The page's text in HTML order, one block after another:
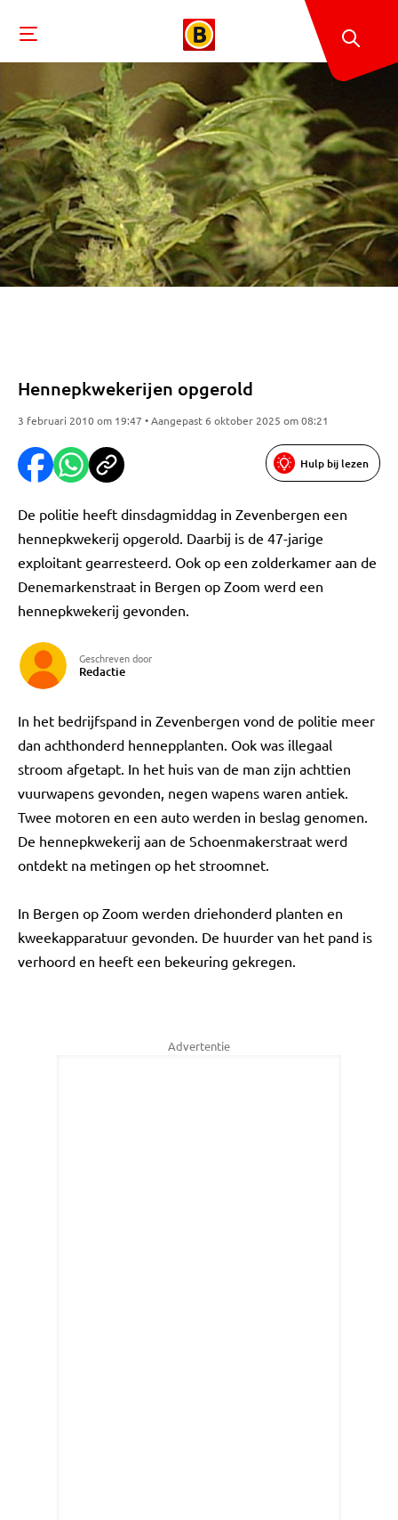
Hennepkwekerijen opgerold
3 februari 2010 om 19:47 • Aangepast 6 oktober 2025 om 08:21
Hulp bij lezen
De politie heeft dinsdagmiddag in Zevenbergen een
hennepkwekerij opgerold. Daarbij is de 47-jarige
exploitant gearresteerd. Ook op een zolderkamer aan de
Denemarkenstraat in Bergen op Zoom werd een
hennepkwekerij gevonden.
Geschreven door
Redactie
In het bedrijfspand in Zevenbergen vond de politie meer
dan achthonderd hennepplanten. Ook was illegaal
stroom afgetapt. In het huis van de man zijn achttien
vuurwapens gevonden, negen wapens waren antiek.
Twee motoren en een auto werden in beslag genomen.
De hennepkwekerij aan de Schoenmakerstraat werd
ontdekt na metingen op het stroomnet.
In Bergen op Zoom werden driehonderd planten en
kweekapparatuur gevonden. De huurder van het pand is
verhoord en heeft een bekeuring gekregen.
Advertentie